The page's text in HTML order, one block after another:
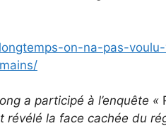
on-na-pas-
a participé à l’enquête «
la face cachée du